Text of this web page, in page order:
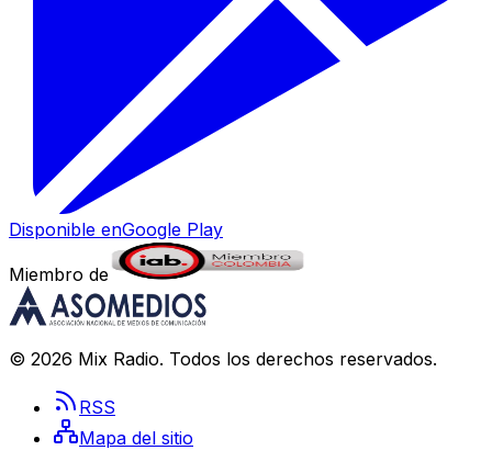
Disponible enGoogle Play
Miembro de
© 2026 Mix Radio. Todos los derechos reservados.
RSS
Mapa del sitio